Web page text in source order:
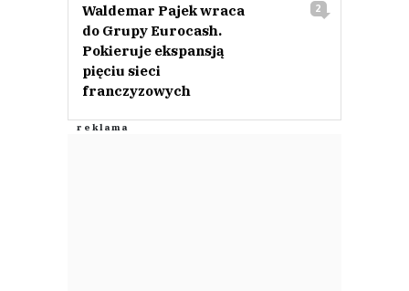
Waldemar Pajek wraca
do Grupy Eurocash.
Pokieruje ekspansją
pięciu sieci
franczyzowych
2